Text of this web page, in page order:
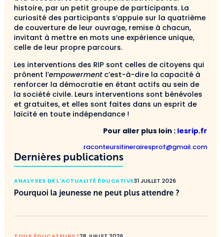
histoire, par un petit groupe de participants. La
curiosité des participants s’appuie sur la quatrième
de couverture de leur ouvrage, remise à chacun,
invitant à mettre en mots une expérience unique,
celle de leur propre parcours.
Les interventions des RIP sont celles de citoyens qui
prônent l’empowermentc’est-à-dire la capacité à
renforcer la démocratie en étant actifs au sein de
la société civile. Leurs interventions sont bénévoles
et gratuites, et elles sont faites dans un esprit de
laïcité en toute indépendance !
Pour aller plus loin : lesrip.fr
raconteursitinerairesprof@gmail.com
Dernières publications
ANALYSES DE L'ACTUALITÉ ÉDUCATIVE31 JUILLET 2026
Pourquoi la jeunesse ne peut plus attendre ?